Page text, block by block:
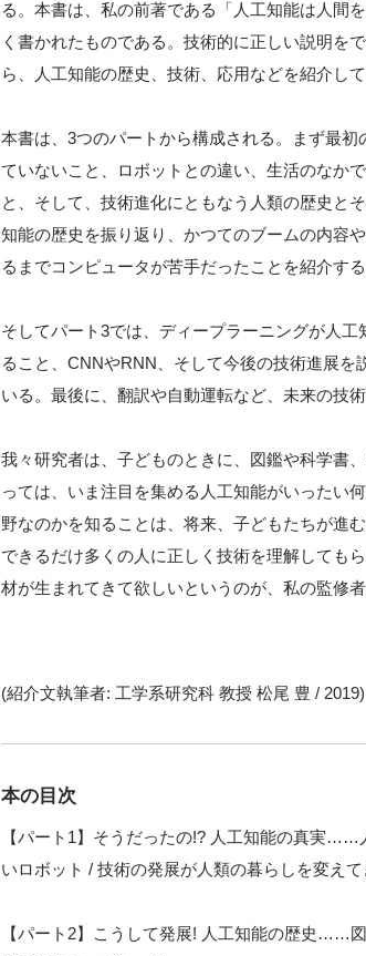
る。本書は、私の前著である「人工知能は人間
く書かれたものである。技術的に正しい説明を
ら、人工知能の歴史、技術、応用などを紹介して
本書は、3つのパートから構成される。まず最
ていないこと、ロボットとの違い、生活のなか
と、そして、技術進化にともなう人類の歴史と
知能の歴史を振り返り、かつてのブームの内容
るまでコンピュータが苦手だったことを紹介する
そしてパート3では、ディープラーニングが人
ること、CNNやRNN、そして今後の技術進展
いる。最後に、翻訳や自動運転など、未来の技
我々研究者は、子どものときに、図鑑や科学書
っては、いま注目を集める人工知能がいったい
野なのかを知ることは、将来、子どもたちが進
できるだけ多くの人に正しく技術を理解しても
材が生まれてきて欲しいというのが、私の監修
(紹介文執筆者: 工学系研究科 教授 松尾 豊 / 2019)
本の目次
【パート1】そうだったの!? 人工知能の真実
いロボット / 技術の発展が人類の暮らしを変え
【パート2】こうして発展! 人工知能の歴史……